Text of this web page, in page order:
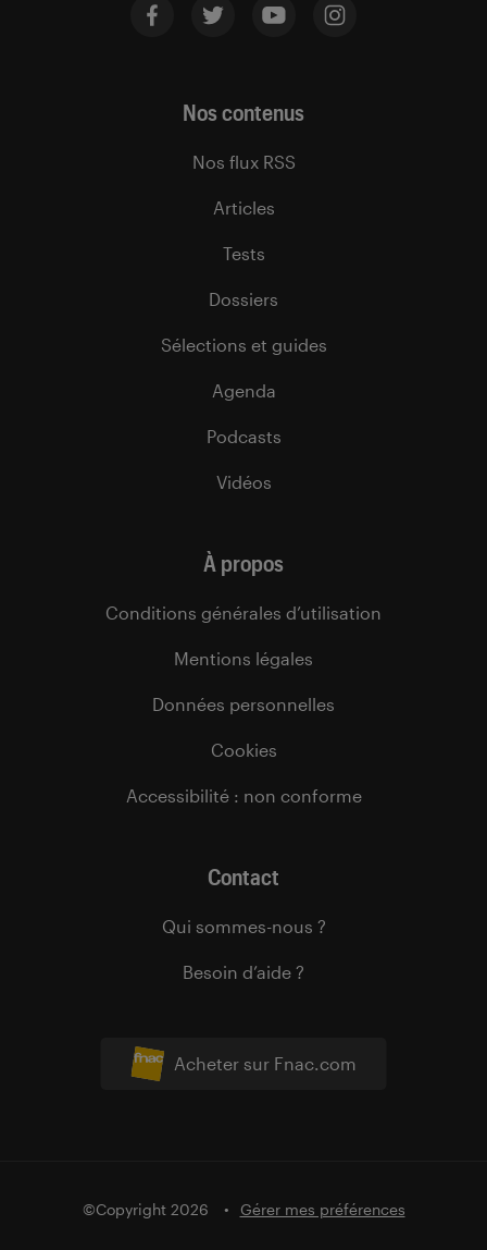
Acheter sur Fnac.com
Nos contenus
Nos flux RSS
Articles
Tests
Dossiers
Sélections et guides
Agenda
Podcasts
Vidéos
À propos
Conditions générales d’utilisation
Mentions légales
Données personnelles
Cookies
Accessibilité : non conforme
Contact
Qui sommes-nous ?
Besoin d’aide ?
©Copyright 2026 Gérer mes préférences